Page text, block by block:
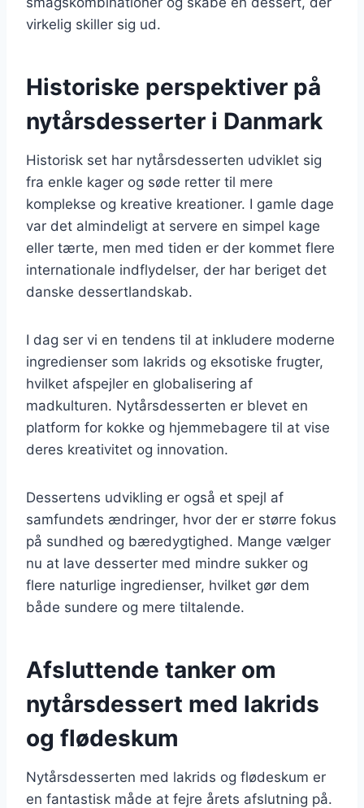
virkelig skiller sig ud.
Historiske perspektiver på
nytårsdesserter i Danmark
Historisk set har nytårsdesserten udviklet sig
fra enkle kager og søde retter til mere
komplekse og kreative kreationer. I gamle dage
var det almindeligt at servere en simpel kage
eller tærte, men med tiden er der kommet flere
internationale indflydelser, der har beriget det
danske dessertlandskab.
I dag ser vi en tendens til at inkludere moderne
ingredienser som lakrids og eksotiske frugter,
hvilket afspejler en globalisering af
madkulturen. Nytårsdesserten er blevet en
platform for kokke og hjemmebagere til at vise
deres kreativitet og innovation.
Dessertens udvikling er også et spejl af
samfundets ændringer, hvor der er større fokus
på sundhed og bæredygtighed. Mange vælger
nu at lave desserter med mindre sukker og
flere naturlige ingredienser, hvilket gør dem
både sundere og mere tiltalende.
Afsluttende tanker om
nytårsdessert med lakrids
og flødeskum
Nytårsdesserten med lakrids og flødeskum er
en fantastisk måde at fejre årets afslutning på.